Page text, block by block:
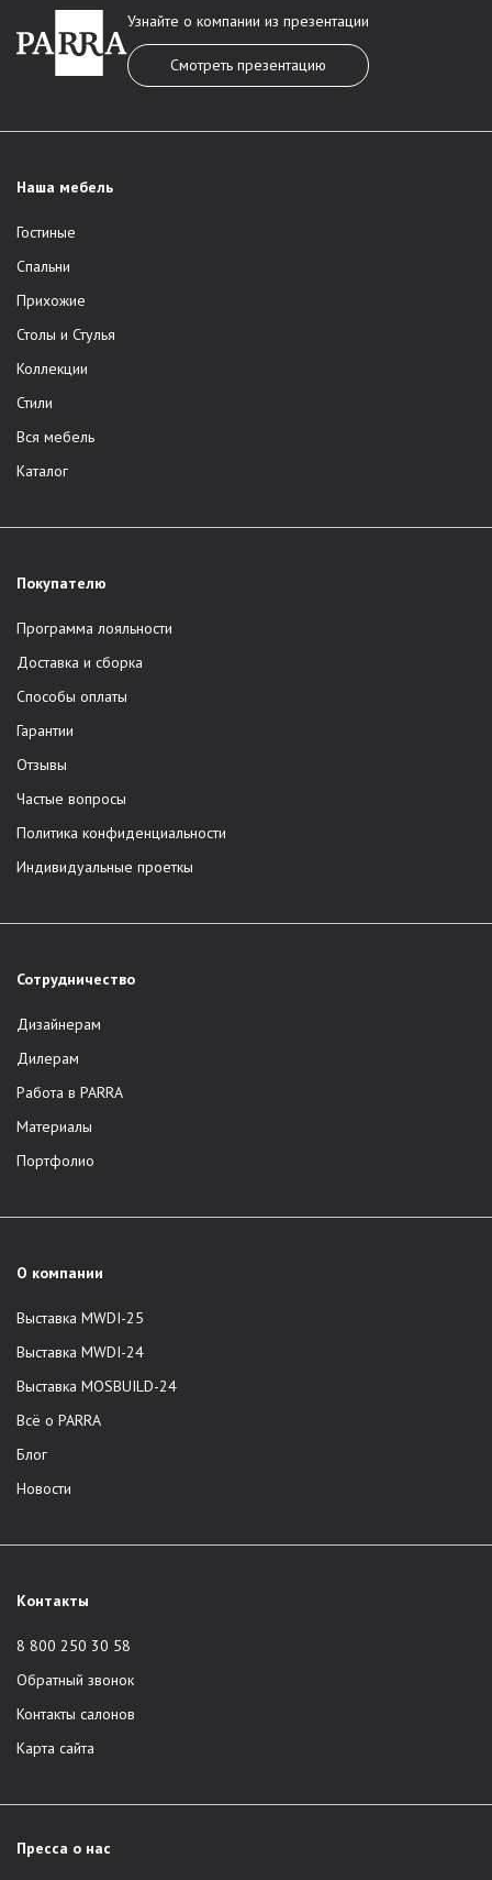
Наша мебель
Гостиные
Спальни
Прихожие
Столы и Стулья
Коллекции
Стили
Вся мебель
Каталог
Покупателю
Программа лояльности
Доставка и сборка
Способы оплаты
Гарантии
Отзывы
Частые вопросы
Политика конфиденциальности
Индивидуальные проеткы
Сотрудничество
Дизайнерам
Дилерам
Работа в PARRA
Материалы
Портфолио
О компании
Выставка MWDI-25
Выставка MWDI-24
Выставка MOSBUILD-24
Всё о PARRA
Блог
Новости
Контакты
8 800 250 30 58
Обратный звонок
Контакты салонов
Карта сайта
Узнайте о компании из презентации
Смотреть презентацию
Пресса о нас